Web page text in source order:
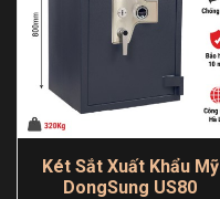
Két Sắt Xuất Khẩu Mỹ
DongSung US80